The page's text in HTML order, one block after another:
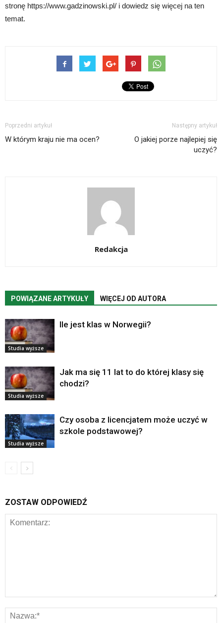
stronę https://www.gadzinowski.pl/ i dowiedz się więcej na ten
temat.
Poprzedni artykuł
W którym kraju nie ma ocen?
Następny artykuł
O jakiej porze najlepiej się
uczyć?
Redakcja
POWIĄZANE ARTYKUŁY WIĘCEJ OD AUTORA
Studia wyższe
Ile jest klas w Norwegii?
Studia wyższe
Jak ma się 11 lat to do której klasy się
chodzi?
Studia wyższe
Czy osoba z licencjatem może uczyć w
szkole podstawowej?
ZOSTAW ODPOWIEDŹ